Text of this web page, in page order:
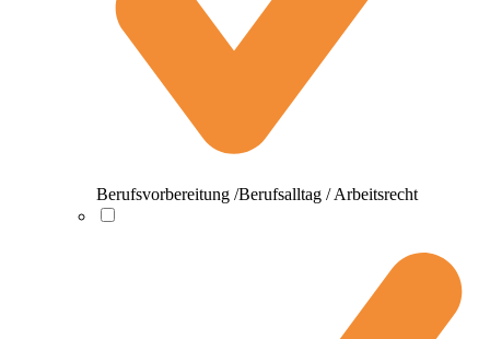
Berufsvorbereitung /Berufsalltag / Arbeitsrecht